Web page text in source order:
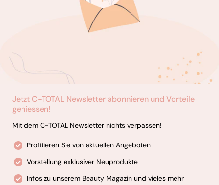
Jetzt C-TOTAL Newsletter abonnieren und Vorteile
geniessen!
Mit dem C-TOTAL Newsletter nichts verpassen!
Profitieren Sie von aktuellen Angeboten
Vorstellung exklusiver Neuprodukte
Infos zu unserem Beauty Magazin und vieles mehr